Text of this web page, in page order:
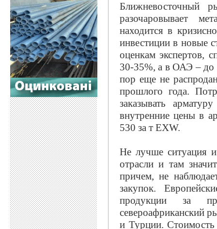
Ближневосточный
разочаровывает
находится в
инвестиции в новые
оценкам экспертов,
30-35%, а в ОАЭ – до
пор еще не
прошлого года.
заказывать
внутренние цены в
530 за т EXW.
Не лучше ситуация
отрасли и там
причем, не
закупок.
продукции за
североафриканский
и Турции. Стоимость